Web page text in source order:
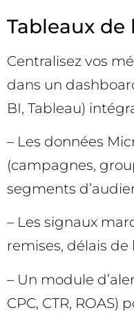
Tableaux
Centralisez vos
dans un
BI, Tableau)
– Les données
(campagnes,
segments
– Les signaux
remises, délais de
– Un module
CPC, CTR,